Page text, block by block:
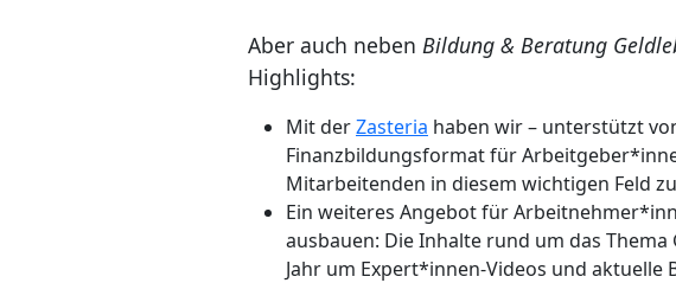
Aber auch neben Bildung & Beratung
Highlights:
Mit derZasteria haben wir – unterstützt
Finanzbildungsformat für
Mitarbeitenden in diesem wichtigen Feld
Ein weiteres Angebot für
ausbauen: Die Inhalte rund um das Thema
Jahr um Expert*innen-Videos und aktuelle